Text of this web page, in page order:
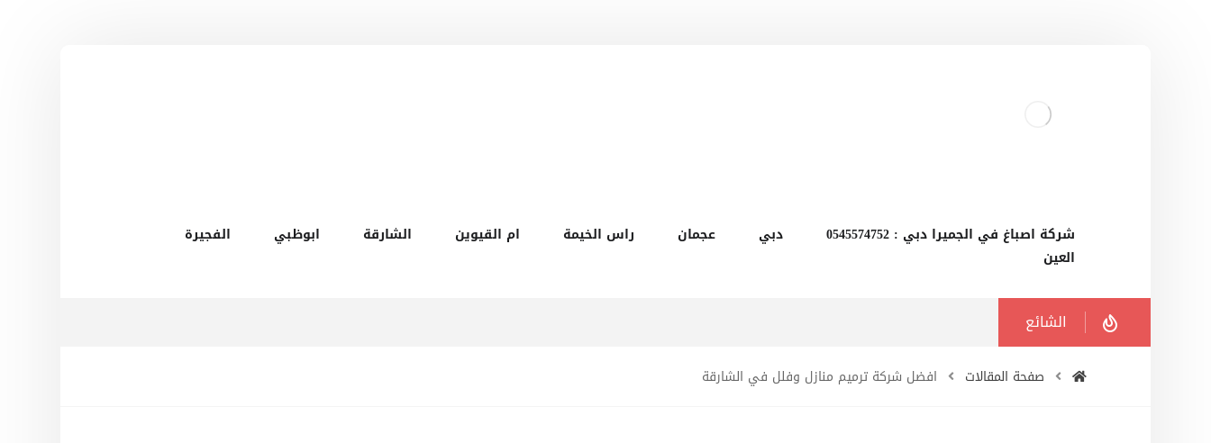
‫شركة اصباغ في الجميرا دبي : 0545574752 دبي عجمان راس الخيمة ام القيوين الشارقة ابوظبي
الفجيرة
العين
الشائع
صفحة المقالات افضل شركة ترميم منازل وفلل في الشارقة